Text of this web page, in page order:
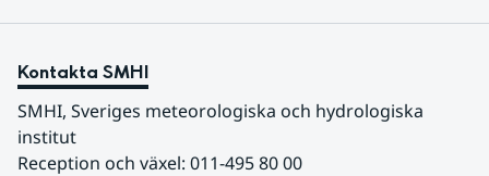
Kontakta SMHI
SMHI, Sveriges meteorologiska och hydrologiska
institut
Reception och växel: 011-495 80 00